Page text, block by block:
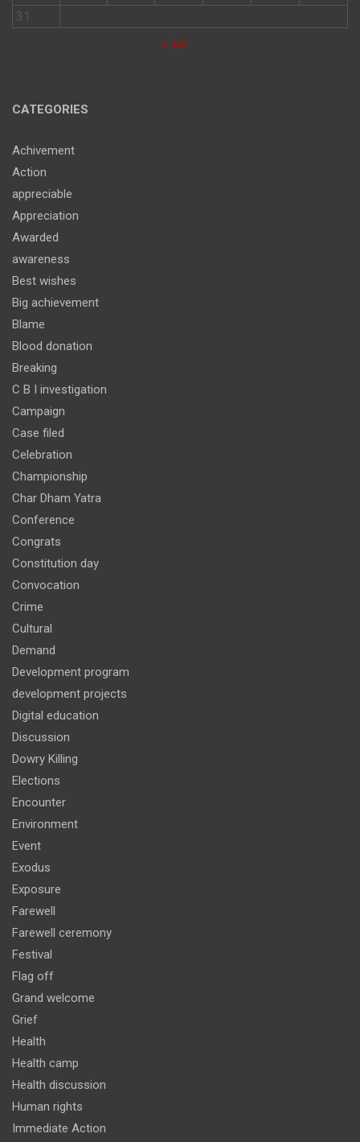
31
« Jul
CATEGORIES
Achivement
Action
appreciable
Appreciation
Awarded
awareness
Best wishes
Big achievement
Blame
Blood donation
Breaking
C B I investigation
Campaign
Case filed
Celebration
Championship
Char Dham Yatra
Conference
Congrats
Constitution day
Convocation
Crime
Cultural
Demand
Development program
development projects
Digital education
Discussion
Dowry Killing
Elections
Encounter
Environment
Event
Exodus
Exposure
Farewell
Farewell ceremony
Festival
Flag off
Grand welcome
Grief
Health
Health camp
Health discussion
Human rights
Immediate Action